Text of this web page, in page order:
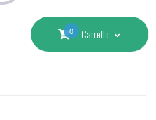
0 Carrello